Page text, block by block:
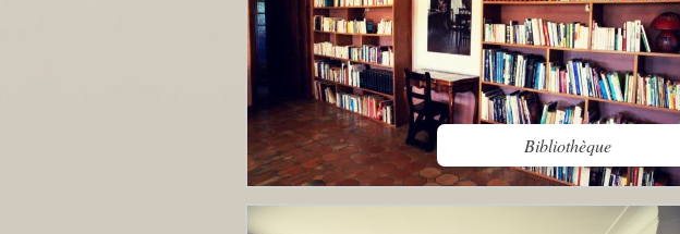
Bibliothèque